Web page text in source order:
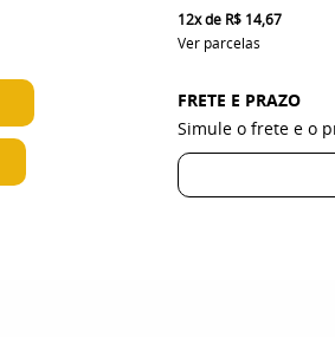
12xde R$ 14,67
Ver parcelas
FRETE E PRAZO
Simule o frete e o